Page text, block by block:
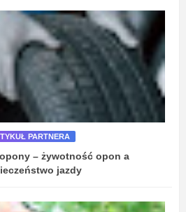
PARTNERA
– żywotność opon a
jazdy